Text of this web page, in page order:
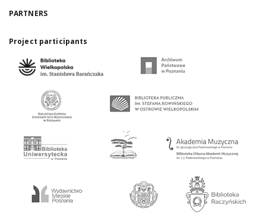
PARTNERS
Project participants